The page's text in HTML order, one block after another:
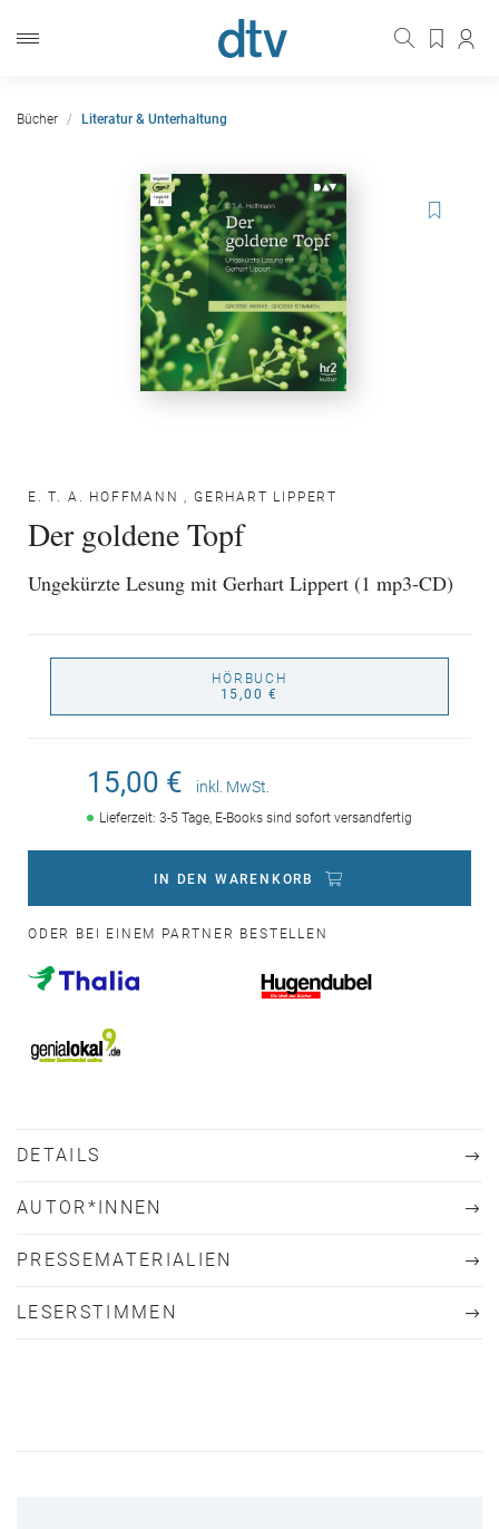
Bücher Literatur & Unterhaltung
E. T. A. HOFFMANN ,GERHART LIPPERT
Der goldene Topf
Ungekürzte Lesung mit Gerhart Lippert (1 mp3-CD)
HÖRBUCH
15,00 €
15,00 € inkl. MwSt.
Lieferzeit: 3-5 Tage, E-Books sind sofort versandfertig
IN DEN WARENKORB
ODER BEI EINEM PARTNER BESTELLEN
DETAILS
AUTOR*INNEN
PRESSEMATERIALIEN
LESERSTIMMEN